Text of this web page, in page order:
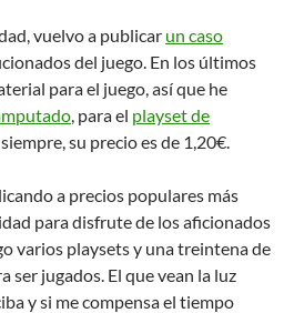
vuelvo a publicar un caso
del juego. En los últimos
para el juego, así que he
, para el playset de
su precio es de 1,20€.
a precios populares más
para disfrute de los aficionados
varios playsets y una treintena de
ser jugados. El que vean la luz
y si me compensa el tiempo